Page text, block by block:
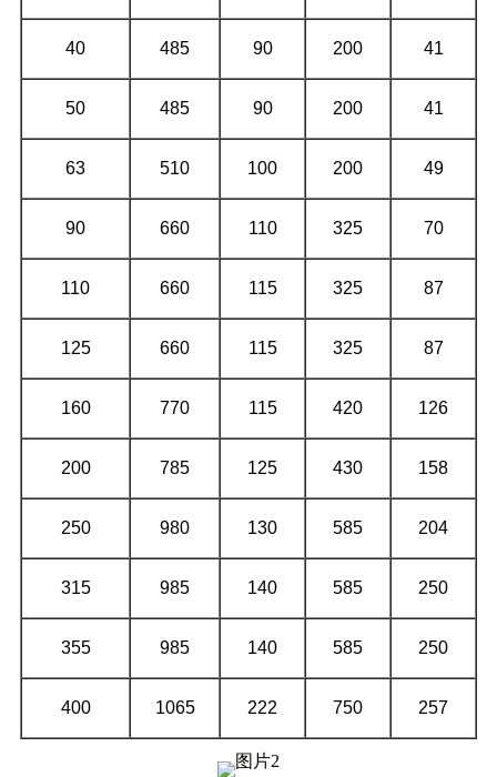
40 485 90 200 41
50 485 90 200 41
63 510 100 200 49
90 660 110 325 70
110 660 115 325 87
125 660 115 325 87
160 770 115 420 126
200 785 125 430 158
250 980 130 585 204
315 985 140 585 250
355 985 140 585 250
400 1065 222 750 257